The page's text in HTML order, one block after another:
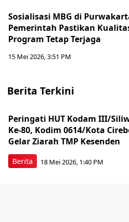
Sosialisasi MBG di
Pemerintah Pastikan
Program Tetap Terjaga
15 Mei 2026, 3:51 PM
Berita Terkini
Berita
Peringati HUT Kodam III/
Ke-80, Kodim 0614/Kota
Gelar Ziarah TMP Kesenden
18 Mei 2026, 1:40 PM